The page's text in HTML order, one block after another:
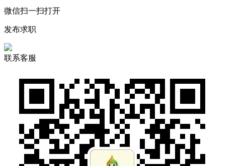
微信扫一扫打开
发布求职
联系客服